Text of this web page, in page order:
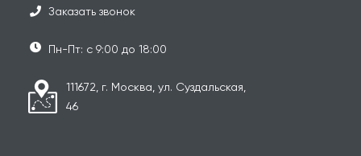
Заказать звонок
Пн-Пт: с 9:00 до 18:00
111672, г. Москва, ул. Суздальская,
46